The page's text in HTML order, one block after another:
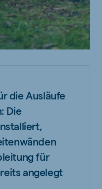
die Ausläufe
Die
für
angelegt